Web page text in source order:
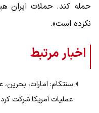
حمله کند. حملات ایران
نکرده است».
اخبار مرتبط
سنتکام: امارات، بحرین،
عملیات آمریکا شرکت